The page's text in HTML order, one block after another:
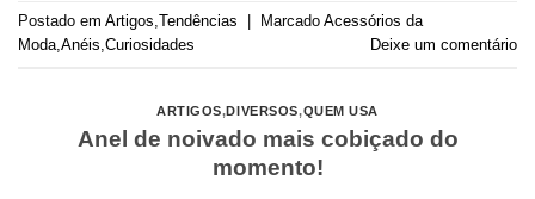
Postado em Artigos,Tendências Marcado Acessórios da
Moda,Anéis,Curiosidades Deixe um comentário
ARTIGOS,DIVERSOS,QUEM USA
Anel de noivado mais cobiçado do
momento!